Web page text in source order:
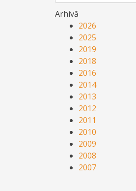
Arhivă
2026
2025
2019
2018
2016
2014
2013
2012
2011
2010
2009
2008
2007